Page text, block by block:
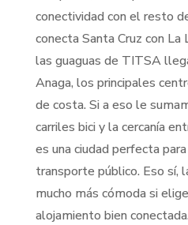
conectividad con el resto
conecta Santa Cruz con La
las guaguas de TITSA
Anaga, los principales
de costa. Si a eso le
carriles bici y la cercanía
es una ciudad perfecta
transporte público. Eso sí,
mucho más cómoda si
alojamiento bien conectada.